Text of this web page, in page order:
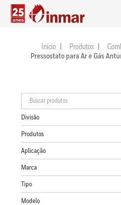
Início Produtos
Pressostato para Ar e Gás
Divisão
Produtos
Aplicação
Marca
Tipo
Modelo